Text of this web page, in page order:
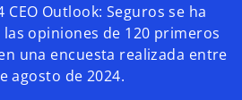
CEO Outlook: Seguros se ha
opiniones de 120 primeros
una encuesta realizada entre
agosto de 2024.